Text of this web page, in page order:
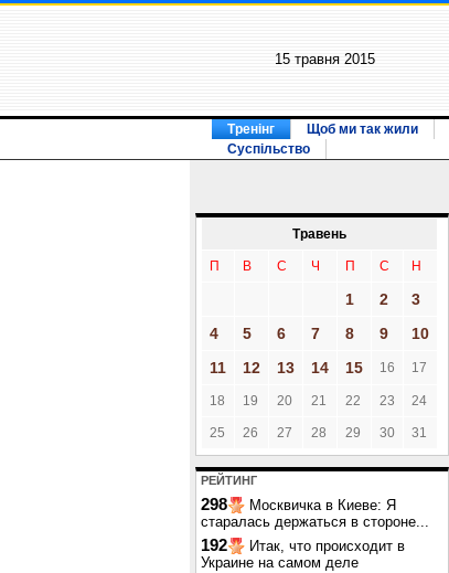
15 травня 2015
Тренінг Щоб ми так жили
Суспільство
Травень
П В С Ч П С Н
1 2
3
4
5 6 7 8 9
10
11
12 13 14 15 16 17
18 19 20 21 22 23 24
25 26 27 28 29 30 31
РЕЙТИНГ
298
Москвичка в Киеве: Я
старалась держаться в стороне...
192
Итак, что происходит в
Украине на самом деле